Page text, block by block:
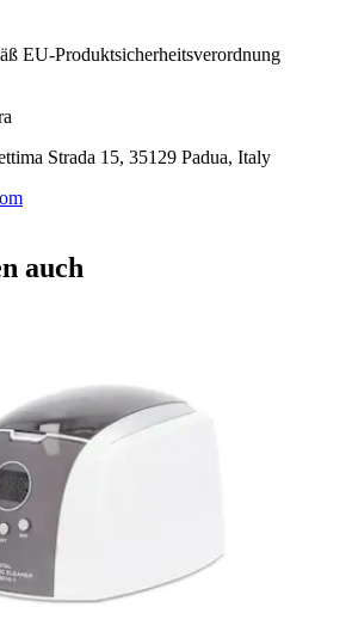
EU-Produktsicherheitsverordnung
Strada 15, 35129 Padua, Italy
auch